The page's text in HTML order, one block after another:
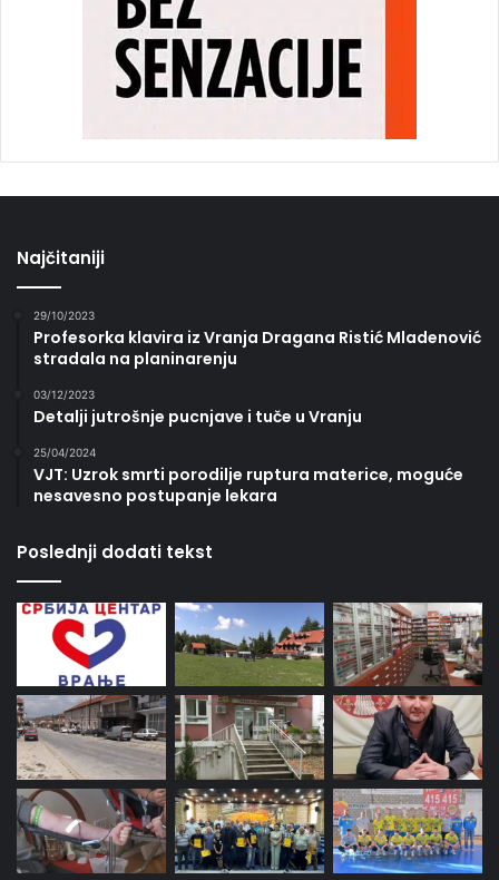
Najčitaniji
29/10/2023
Profesorka klavira iz Vranja Dragana Ristić Mladenović
stradala na planinarenju
03/12/2023
Detalji jutrošnje pucnjave i tuče u Vranju
25/04/2024
VJT: Uzrok smrti porodilje ruptura materice, moguće
nesavesno postupanje lekara
Poslednji dodati tekst